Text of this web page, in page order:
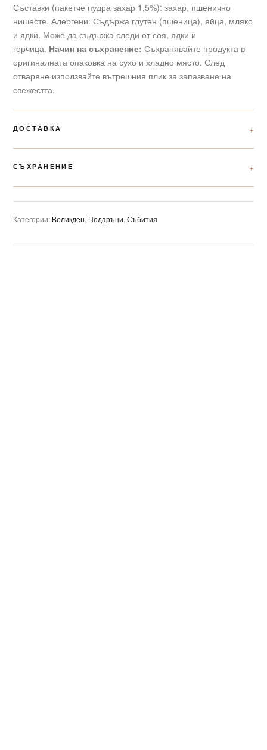
Съставки (пакетче пудра захар 1,5%): захар, пшенично
нишесте. Алергени: Съдържа глутен (пшеница), яйца, мляко
и ядки. Може да съдържа следи от соя, ядки и
горчица. Начин на съхранение: Съхранявайте продукта в
оригиналната опаковка на сухо и хладно място. След
отваряне използвайте вътрешния плик за запазване на
свежестта.
ДОСТАВКА
СЪХРАНЕНИЕ
Категории: Великден, Подаръци, Събития